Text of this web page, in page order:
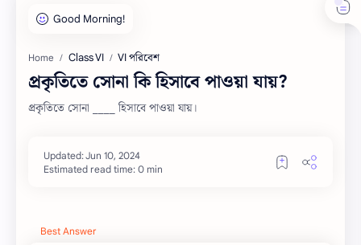
Home Class VI VI পরিবেশ
প্রকৃতিতে সোনা কি হিসাবে পাওয়া যায়?
প্রকৃতিতে সোনা ____ হিসাবে পাওয়া যায়।
Estimated read time: 0 min
Best Answer